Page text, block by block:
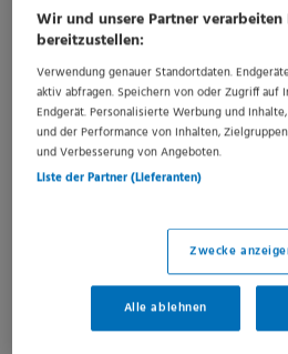
Wir und unsere Partner
bereitzustellen:
Verwendung genauer Standortdaten.
aktiv abfragen. Speichern von oder Zugriff auf
Endgerät. Personalisierte Werbung und
und der Performance von Inhalten,
und Verbesserung von Angeboten.
Liste der Partner (Lieferanten)
Zwecke
Alle ablehnen